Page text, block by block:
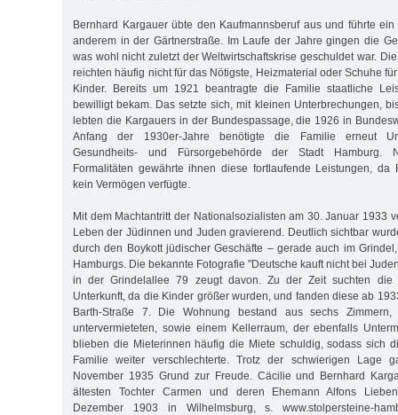
Bernhard Kargauer übte den Kaufmannsberuf aus und führte ein
anderem in der Gärtnerstraße. Im Laufe der Jahre gingen die
was wohl nicht zuletzt der Weltwirtschaftskrise geschuldet war.
reichten häufig nicht für das Nötigste, Heizmaterial oder Schuhe
Kinder. Bereits um 1921 beantragte die Familie staatliche
bewilligt bekam. Das setzte sich, mit kleinen Unterbrechungen,
lebten die Kargauers in der Bundespassage, die 1926 in
Anfang der 1930er-Jahre benötigte die Familie erneut
Gesundheits- und Fürsorgebehörde der Stadt Hamburg.
Formalitäten gewährte ihnen diese fortlaufende Leistungen, da
kein Vermögen verfügte.
Mit dem Machtantritt der Nationalsozialisten am 30. Januar 1933
Leben der Jüdinnen und Juden gravierend. Deutlich sichtbar
durch den Boykott jüdischer Geschäfte – gerade auch im
Hamburgs. Die bekannte Fotografie "Deutsche kauft nicht bei
in der Grindelallee 79 zeugt davon. Zu der Zeit suchten die
Unterkunft, da die Kinder größer wurden, und fanden diese ab
Barth-Straße 7. Die Wohnung bestand aus sechs
untervermieteten, sowie einem Kellerraum, der ebenfalls
blieben die Mieterinnen häufig die Miete schuldig, sodass sich
Familie weiter verschlechterte. Trotz der schwierigen Lage
November 1935 Grund zur Freude. Cäcilie und Bernhard
ältesten Tochter Carmen und deren Ehemann Alfons
Dezember 1903 in Wilhelmsburg, s. www.stolpersteine-